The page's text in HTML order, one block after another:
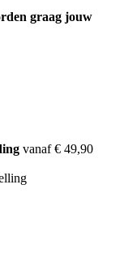
graag jouw
vanaf € 49,90